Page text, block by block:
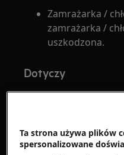
Zamrażarka /
zamrażarka /
uszkodzona.
Dotyczy
Zamrażarki
Chłodziarki do
Ta strona używa plików
spersonalizowane